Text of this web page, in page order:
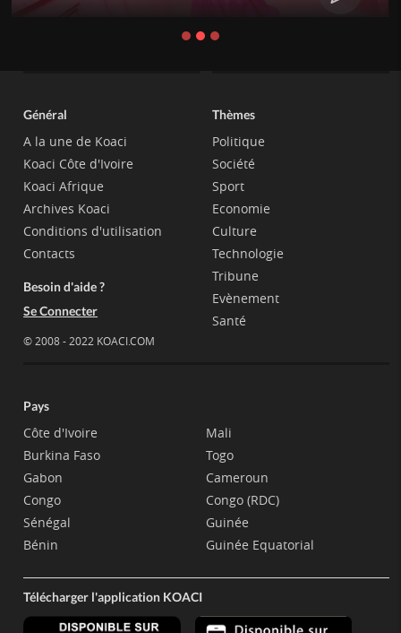
Général
A la une de Koaci
Koaci Côte d'Ivoire
Koaci Afrique
Archives Koaci
Conditions d'utilisation
Contacts
Besoin d'aide ?
Se Connecter
© 2008 - 2022 KOACI.COM
Thèmes
Politique
Société
Sport
Economie
Culture
Technologie
Tribune
Evènement
Santé
Pays
Côte d'Ivoire
Burkina Faso
Gabon
Congo
Sénégal
Bénin
Mali
Togo
Cameroun
Congo (RDC)
Guinée
Guinée Equatorial
Télécharger l'application KOACI